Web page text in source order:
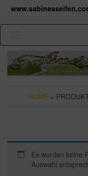
the
HOME »
Es wurden keine
Auswahl